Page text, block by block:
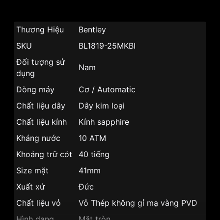
Thương Hiệu
Bentley
SKU
BL1819-25MKBI
Đối tượng sử
dụng
Nam
Dòng máy
Cơ / Automatic
Chất liệu dây
Dây kim loại
Chất liệu kính
Kính sapphire
Kháng nước
10 ATM
Khoảng trữ cót
40 tiếng
Size mặt
41mm
Xuất xứ
Đức
Chất liệu vỏ
Vỏ Thép không gỉ mạ vàng PVD